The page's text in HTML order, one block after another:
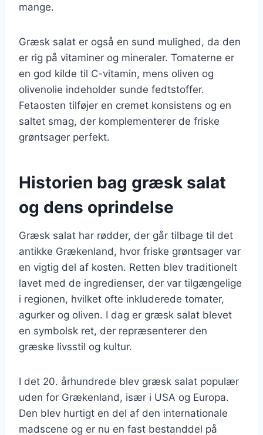
mange.
Græsk salat er også en sund mulighed, da den
er rig på vitaminer og mineraler. Tomaterne er
en god kilde til C-vitamin, mens oliven og
olivenolie indeholder sunde fedtstoffer.
Fetaosten tilføjer en cremet konsistens og en
saltet smag, der komplementerer de friske
grøntsager perfekt.
Historien bag græsk salat
og dens oprindelse
Græsk salat har rødder, der går tilbage til det
antikke Grækenland, hvor friske grøntsager var
en vigtig del af kosten. Retten blev traditionelt
lavet med de ingredienser, der var tilgængelige
i regionen, hvilket ofte inkluderede tomater,
agurker og oliven. I dag er græsk salat blevet
en symbolsk ret, der repræsenterer den
græske livsstil og kultur.
I det 20. århundrede blev græsk salat populær
uden for Grækenland, især i USA og Europa.
Den blev hurtigt en del af den internationale
madscene og er nu en fast bestanddel på